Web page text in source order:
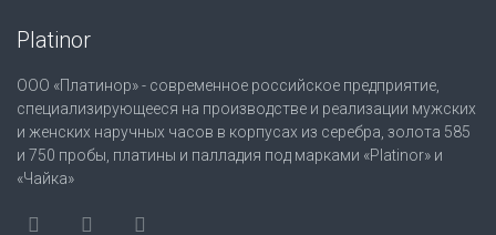
Platinor
ООО «Платинор» - современное российское предприятие,
специализирующееся на производстве и реализации мужских
и женских наручных часов в корпусах из серебра, золота 585
и 750 пробы, платины и палладия под марками «Platinor» и
«Чайка»